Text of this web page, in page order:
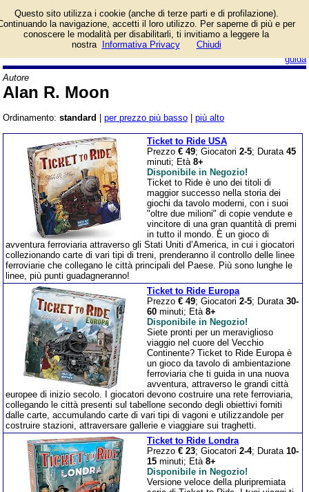
guida
Lista giochi da tavolo
dell'autore Alan R. Moon.
Autore
Alan R. Moon
Ordinamento: standard per prezzo più basso più alto
Ticket to Ride USA
Prezzo € 49; Giocatori 2-5; Durata 45
minuti; Età 8+
Disponibile in Negozio!
Ticket to Ride è uno dei titoli di
maggior successo nella storia dei
giochi da tavolo moderni, con i suoi
"oltre due milioni" di copie vendute e
vincitore di una gran quantità di premi
in tutto il mondo. È un gioco di
avventura ferroviaria attraverso gli Stati Uniti d’America, in cui i giocatori
collezionando carte di vari tipi di treni, prenderanno il controllo delle linee
ferroviarie che collegano le città principali del Paese. Più sono lunghe le
linee, più punti guadagneranno!
Ticket to Ride Europa
Prezzo € 49; Giocatori 2-5; Durata 30-
60 minuti; Età 8+
Disponibile in Negozio!
Siete pronti per un meraviglioso
viaggio nel cuore del Vecchio
Continente? Ticket to Ride Europa è
un gioco da tavolo di ambientazione
ferroviaria che ti guida in una nuova
avventura, attraverso le grandi città
europee di inizio secolo. I giocatori devono costruire una rete ferroviaria,
collegando le città presenti sul tabellone secondo degli obiettivi forniti
dalle carte, accumulando carte di vari tipi di vagoni e utilizzandole per
costruire stazioni, attraversare gallerie e viaggiare sui traghetti.
Ticket to Ride Londra
Prezzo € 23; Giocatori 2-4; Durata 10-
15 minuti; Età 8+
Disponibile in Negozio!
Versione veloce della pluripremiata
Questo sito utilizza i cookie (anche di terze parti e di profilazione).
la navigazione, accetti il loro utilizzo. Per saperne di più e per
conoscere le modalità per disabilitarli, ti invitiamo a leggere la
nostra
Informativa Privacy Chiudi